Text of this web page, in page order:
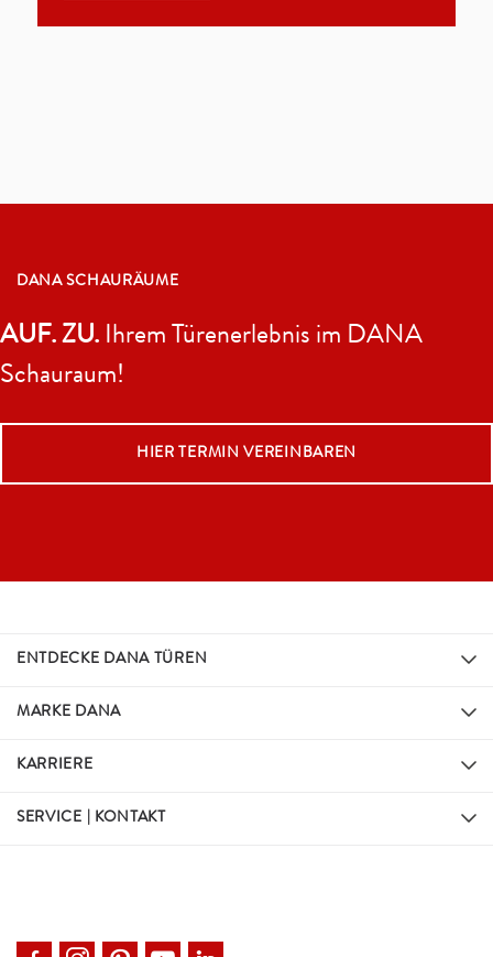
ENTDECKE DANA TÜREN
MARKE DANA
KARRIERE
SERVICE | KONTAKT
DANA SCHAURÄUME
AUF. ZU. Ihrem Türenerlebnis im DANA
Schauraum!
HIER TERMIN VEREINBAREN